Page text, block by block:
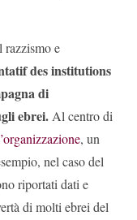
razzismo e
des institutions
di
ebrei.Al centro di
, un
nel caso del
riportati dati e
di molti ebrei del